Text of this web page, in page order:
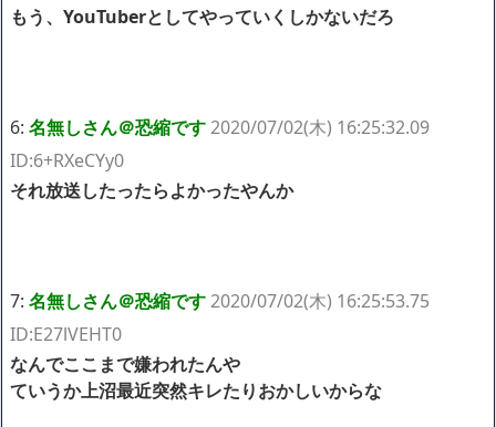
もう、YouTuberとしてやっていくしかないだろ
6: 名無しさん＠恐縮です2020/07/02(木) 16:25:32.09
ID:6+RXeCYy0
それ放送したったらよかったやんか
7: 名無しさん＠恐縮です2020/07/02(木) 16:25:53.75
ID:E27lVEHT0
なんでここまで嫌われたんや
ていうか上沼最近突然キレたりおかしいからな